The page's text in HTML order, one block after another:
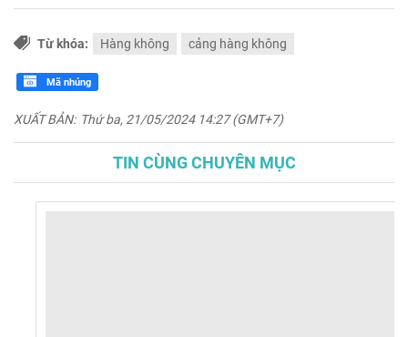
Từ khóa: Hàng không cảng hàng không
Mã nhúng
XUẤT BẢN: Thứ ba, 21/05/2024 14:27 (GMT+7)
TIN CÙNG CHUYÊN MỤC